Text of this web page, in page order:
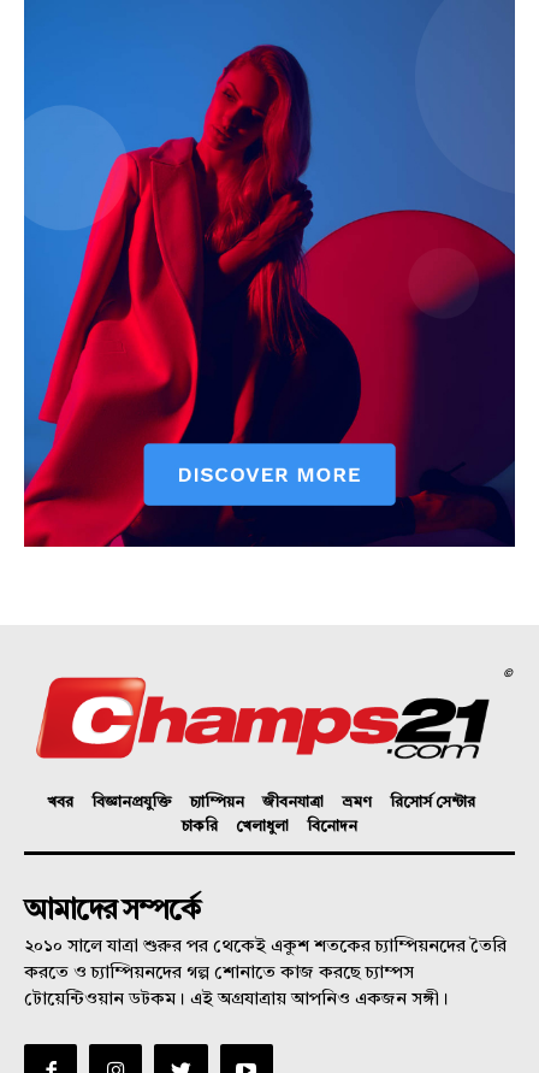
©
খবর বিজ্ঞানপ্রযুক্তি চ্যাম্পিয়ন জীবনযাত্রা ভ্রমণ
রিসোর্স সেন্টার
চাকরি
খেলাধুলা বিনোদন
আমাদের সম্পর্কে
২০১০ সালে যাত্রা শুরুর পর থেকেই একুশ শতকের চ্যাম্পিয়নদের তৈরি
করতে ও চ্যাম্পিয়নদের গল্প শোনাতে কাজ করছে চ্যাম্পস
টোয়েন্টিওয়ান ডটকম। এই অগ্রযাত্রায় আপনিও একজন সঙ্গী।